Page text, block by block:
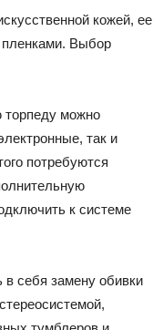
кожей, ее
пленками. Выбор
торпеду можно
так и
потребуются
к системе
себя замену обивки